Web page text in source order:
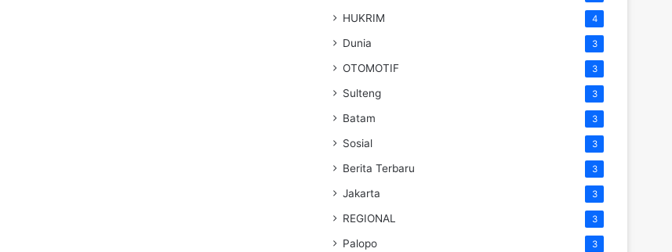
HUKRIM 4
Dunia 3
OTOMOTIF 3
Sulteng 3
Batam 3
Sosial 3
Berita Terbaru 3
Jakarta 3
REGIONAL 3
Palopo 3